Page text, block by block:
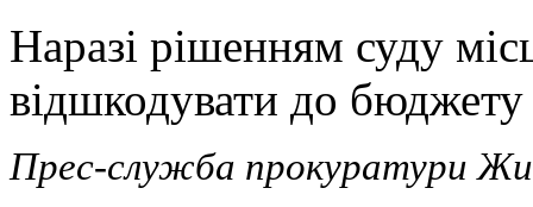
Наразі рішенням суду
відшкодувати до бюджету
Прес-служба прокуратури